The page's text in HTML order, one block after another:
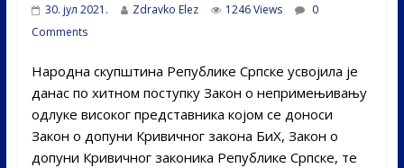
30. јул 2021. Zdravko Elez 1246 Views
0
Comments
Народна скупштина Републике Српске усвојила је
данас по хитном поступку Закон о непримењивању
одлуке високог представника којом се доноси
Закон о допуни Кривичног закона БиХ, Закон о
допуни Кривичног законика Републике Српске, те